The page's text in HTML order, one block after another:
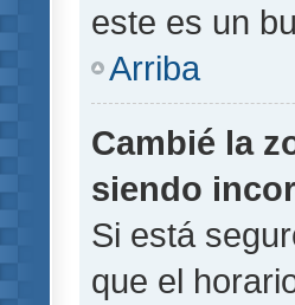
este es un
Arriba
Cambié la
siendo
Si está
que el